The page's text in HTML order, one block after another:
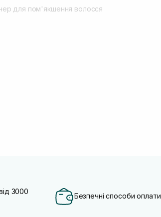
для пом'якшення волосся
3000
Безпечні способи оплати